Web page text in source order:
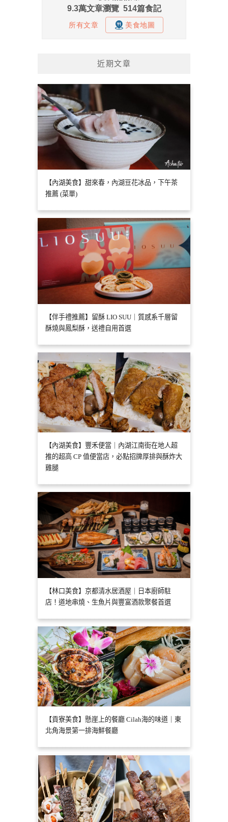
近期文章
【內湖美食】甜來春，內湖豆花冰品，下午茶
推薦 (菜單)
【伴手禮推薦】留酥 LIO SUU｜質感系千層留
酥燒與鳳梨酥，送禮自用首選
【內湖美食】豐禾便當｜內湖江南街在地人超
推的超高 CP 值便當店，必點招牌厚排與酥炸大
雞腿
【林口美食】京都清水居酒屋｜日本廚師駐
店！道地串燒、生魚片與豐富酒款聚餐首選
【貢寮美食】懸崖上的餐廳 Cilah海的味道｜東
北角海景第一排海鮮餐廳